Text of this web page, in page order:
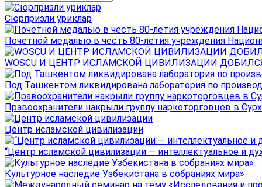
Сюрпризли ўриклар
Почетной медалью в честь 80-летия учреждения
WOSCU И ЦЕНТР ИСЛАМСКОЙ ЦИВИЛИЗАЦИИ
Под Ташкентом ликвидирована лаборатория по
Правоохранители накрыли группу наркоторговцев в
Центр исламской цивилизации
“Центр исламской цивилизации — интеллектуальное и
Культурное наследие Узбекистана в собраниях мира»